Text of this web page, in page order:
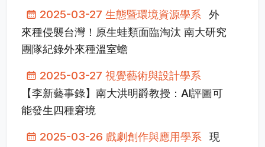
2025-03-27 生態暨環境資源學系
外
來種侵襲台灣！原生蛙類面臨淘汰 南大研究
團隊紀錄外來種溫室蟾
2025-03-27 視覺藝術與設計學系
【李新藝事錄】南大洪明爵教授：AI評圖可
能發生四種窘境
2025-03-26 戲劇創作與應用學系
現